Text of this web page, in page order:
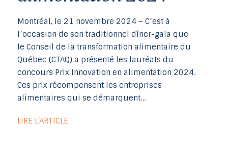
Montréal, le 21 novembre 2024 – C’est à
l’occasion de son traditionnel dîner-gala que
le Conseil de la transformation alimentaire du
Québec (CTAQ) a présenté les lauréats du
concours Prix Innovation en alimentation 2024.
Ces prix récompensent les entreprises
alimentaires qui se démarquent…
LIRE L’ARTICLE